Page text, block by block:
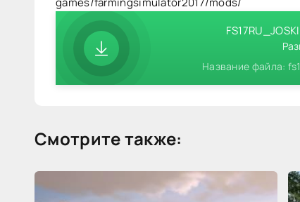
Название файла:
Смотрите также: